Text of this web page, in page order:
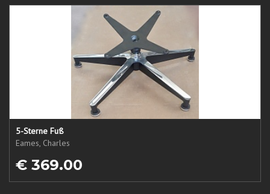
5-Sterne Fuß
Eames, Charles
€ 369.00